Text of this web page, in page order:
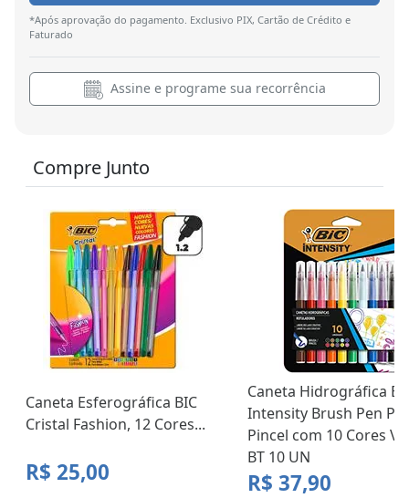
*Após aprovação do pagamento. Exclusivo PIX, Cartão de Crédito e
Faturado
Assine e programe sua recorrência
Compre Junto
Caneta Esferográfica BIC
Cristal Fashion, 12 Cores...
R$ 25,00
Caneta Hidrográfica
Intensity Brush Pen
Pincel com 10 Cores
BT 10 UN
R$ 37,90